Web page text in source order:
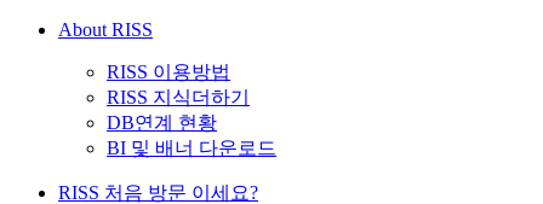
About RISS
RISS 이용방법
RISS 지식더하기
DB연계 현황
BI 및 배너 다운로드
RISS 처음 방문 이세요?